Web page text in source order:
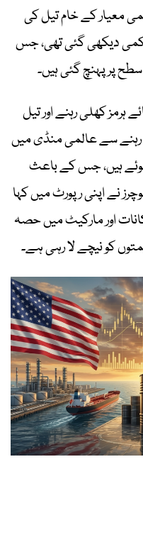
معیار کے خام تیل کی
دیکھی گئی تھی، جس
ہرمز کھلی رہنے اور تیل
سے عالمی منڈی میں
ہیں، جس کے باعث
نے اپنی رپورٹ میں کہا
اور مارکیٹ میں حصہ
کو نیچے لا رہی ہے۔